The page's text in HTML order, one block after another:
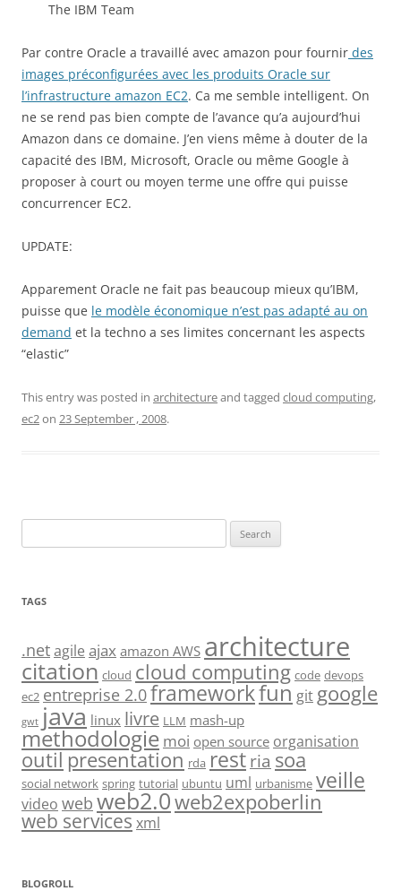
The IBM Team
Par contre Oracle a travaillé avec amazon pour fournir des
images préconfigurées avec les produits Oracle sur
l’infrastructure amazon EC2. Ca me semble intelligent. On
ne se rend pas bien compte de l’avance qu’a aujourd’hui
Amazon dans ce domaine. J’en viens même à douter de la
capacité des IBM, Microsoft, Oracle ou même Google à
proposer à court ou moyen terme une offre qui puisse
concurrencer EC2.
UPDATE:
Apparement Oracle ne fait pas beaucoup mieux qu’IBM,
puisse que le modèle économique n’est pas adapté au on
demand et la techno a ses limites concernant les aspects
“elastic”
This entry was posted in architectureand tagged cloud computing,
ec2on 23 September , 2008.
for:
TAGS
.netagile ajax amazon AWS architecture
citation cloud cloud computing code devops
ec2 entreprise 2.0frameworkfun git google
gwt java linux livre LLM mash-up
methodologie moi open source organisation
outil presentation rda restria soa
social network spring tutorial ubuntu uml urbanisme veille
video web web2.0web2expoberlin
web servicesxml
BLOGROLL